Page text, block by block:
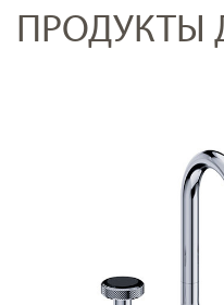
ПРОДУКТЫ